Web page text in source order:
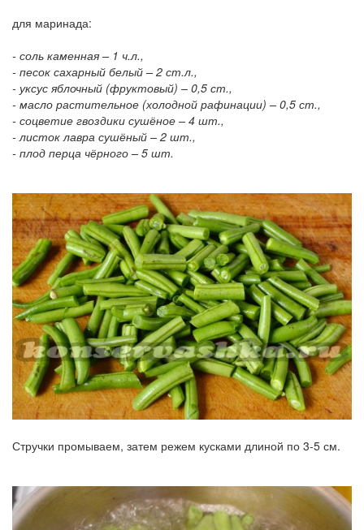
для маринада:
- соль каменная – 1 ч.л.,
- песок сахарный белый – 2 ст.л.,
- уксус яблочный (фруктовый) – 0,5 ст.,
- масло растительное (холодной рафинации) – 0,5 ст.,
- соцветие гвоздики сушёное – 4 шт.,
- листок лавра сушёный – 2 шт.,
- плод перца чёрного – 5 шт.
Стручки промываем, затем режем кусками длиной по 3-5 см.